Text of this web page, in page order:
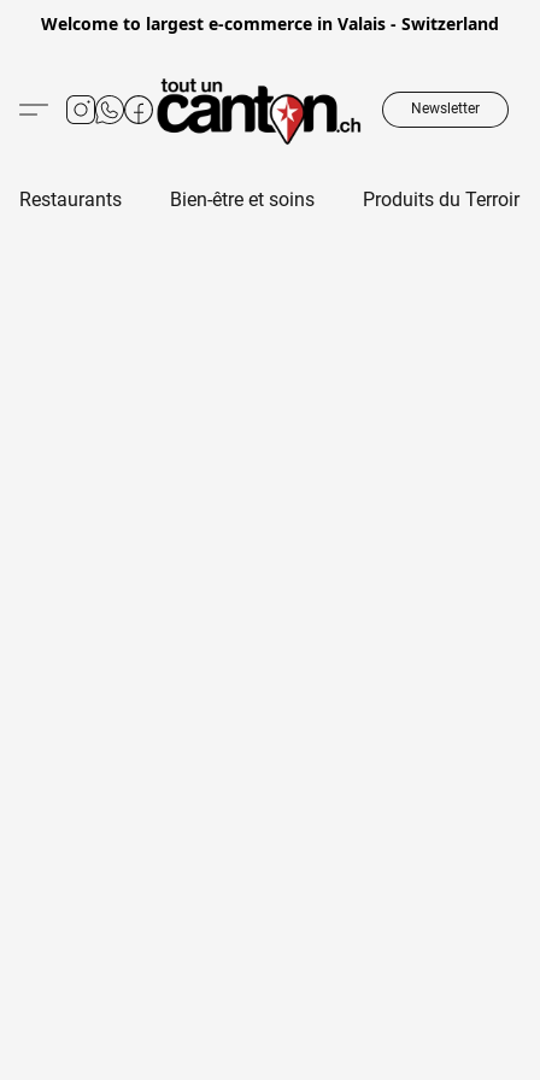
Welcome to largest e-commerce in Valais - Switzerland
Newsletter
Restaurants Bien-être et soins Produits du Terroir